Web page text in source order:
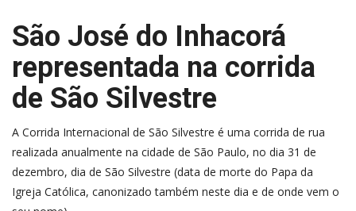
São José do Inhacorá
representada na corrida
de São Silvestre
A Corrida Internacional de São Silvestre é uma corrida de rua
realizada anualmente na cidade de São Paulo, no dia 31 de
dezembro, dia de São Silvestre (data de morte do Papa da
Igreja Católica, canonizado também neste dia e de onde vem o